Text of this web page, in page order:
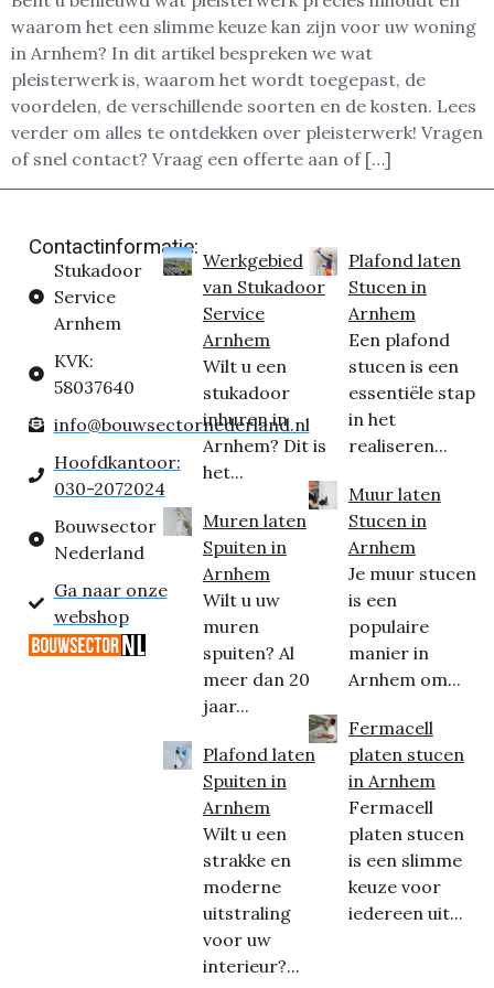
waarom het een slimme keuze kan zijn voor uw woning
in Arnhem? In dit artikel bespreken we wat
pleisterwerk is, waarom het wordt toegepast, de
voordelen, de verschillende soorten en de kosten. Lees
verder om alles te ontdekken over pleisterwerk! Vragen
of snel contact? Vraag een offerte aan of […]
Contactinformatie:
Stukadoor
Service
Arnhem
KVK:
58037640
info@bouwsectornederland.nl
Hoofdkantoor:
030-2072024
Bouwsector
Nederland
Ga naar onze
webshop
Werkgebied
van Stukadoor
Service
Arnhem
Wilt u een
stukadoor
inhuren in
Arnhem? Dit is
het...
Muren laten
Spuiten in
Arnhem
Wilt u uw
muren
spuiten? Al
meer dan 20
jaar...
Plafond laten
Spuiten in
Arnhem
Wilt u een
strakke en
moderne
uitstraling
voor uw
interieur?...
Plafond laten
Stucen in
Arnhem
Een plafond
stucen is een
essentiële stap
in het
realiseren...
Muur laten
Stucen in
Arnhem
Je muur stucen
is een
populaire
manier in
Arnhem om...
Fermacell
platen stucen
in Arnhem
Fermacell
platen stucen
is een slimme
keuze voor
iedereen uit...